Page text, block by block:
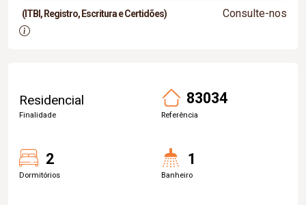
(ITBI, Registro, Escritura e Certidões) Consulte-nos
Residencial
Finalidade
83034
Referência
2
Dormitórios
1
Banheiro